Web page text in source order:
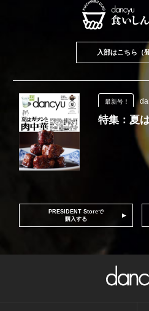
入部はこちら（
最新号！
特集：夏
PRESIDENT Storeで
購入する